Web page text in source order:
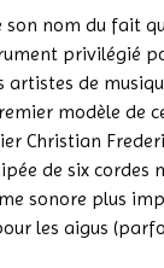
nom du fait
privilégié
artistes de
modèle de
Christian
de six cordes
sonore plus
les aigus